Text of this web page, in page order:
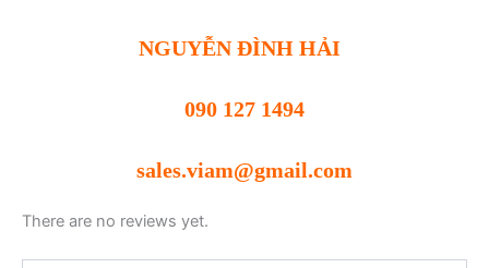
NGUYỄN ĐÌNH HẢI
090 127 1494
sales.viam@gmail.com
There are no reviews yet.